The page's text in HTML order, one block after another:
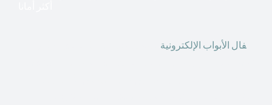
فال الأبواب الإلكترونية